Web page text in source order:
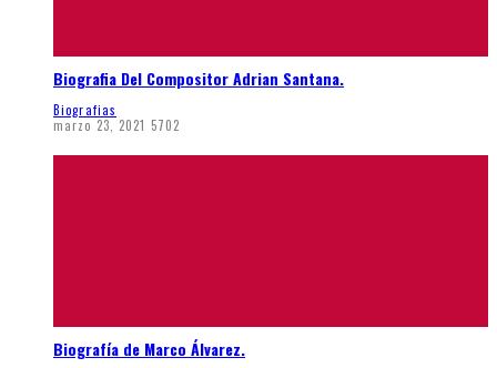
Biografia Del Compositor Adrian Santana.
Biografias
marzo 23, 2021 5702
Biografía de Marco Álvarez.